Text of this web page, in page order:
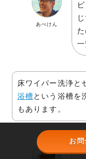
あべけん
た
一
床ワイパー洗浄と
浴槽という浴槽を
もあります。
お問